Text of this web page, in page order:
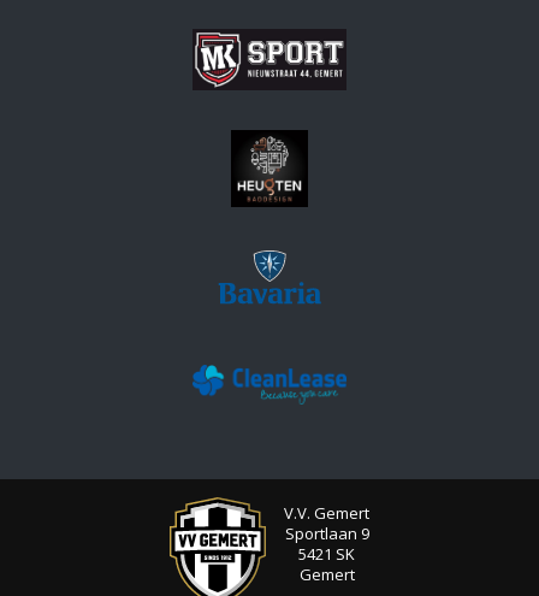
V.V. Gemert
Sportlaan 9
5421 SK
Gemert